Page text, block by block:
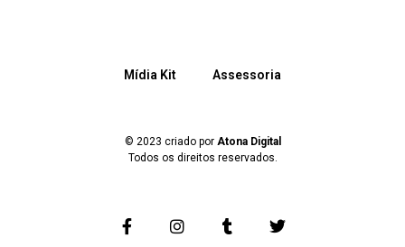
Mídia Kit Assessoria
© 2023 criado por Atona Digital
Todos os direitos reservados.